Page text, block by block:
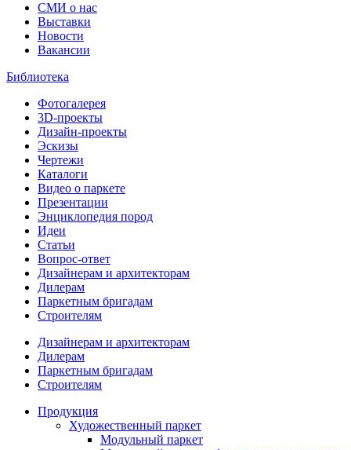
СМИ о нас
Выставки
Новости
Вакансии
Библиотека
Фотогалерея
3D-проекты
Дизайн-проекты
Эскизы
Чертежи
Каталоги
Видео о паркете
Презентации
Энциклопедия пород
Идеи
Статьи
Вопрос-ответ
Дизайнерам и архитекторам
Дилерам
Паркетным бригадам
Строителям
Дизайнерам и архитекторам
Дилерам
Паркетным бригадам
Строителям
Продукция
Художественный паркет
Модульный паркет